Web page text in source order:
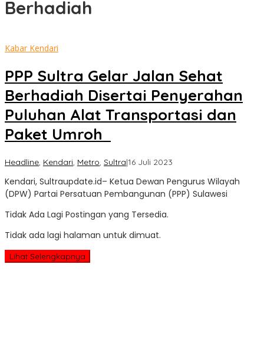
Berhadiah
Kabar Kendari
PPP Sultra Gelar Jalan Sehat
Berhadiah Disertai Penyerahan
Puluhan Alat Transportasi dan
Paket Umroh
Headline, Kendari, Metro, Sultra|16 Juli 2023
Update
Kendari, Sultraupdate.id– Ketua Dewan Pengurus Wilayah
(DPW) Partai Persatuan Pembangunan (PPP) Sulawesi
Tidak Ada Lagi Postingan yang Tersedia.
Tidak ada lagi halaman untuk dimuat.
Lihat Selengkapnya